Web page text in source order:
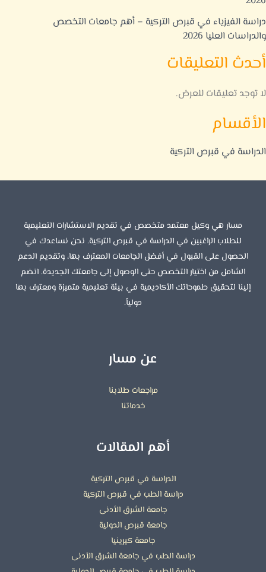
دراسة الفيزياء في قبرص التركية – أهم جامعات التخصص
والدراسات العليا 2026
أحدث التعليقات
لا توجد تعليقات للعرض.
الأقسام
الدراسة في قبرص التركية
مسار هي وكيل معتمد متخصص في تقديم الاستشارات التعليمية
للطلاب الراغبين في الدراسة في قبرص التركية. نحن نساعدك في
الحصول على القبول في أفضل الجامعات المعترف بها، وتقديم الدعم
الشامل من اختيار التخصص حتى الوصول إلى جامعتك الجديدة. انضم
إلينا لتحقيق طموحاتك الأكاديمية في بيئة تعليمية متميزة ومعترف بها
دولياً.
عن مسار
مراجعات طلابنا
خدماتنا
أهم المقالات
الدراسة في قبرص التركية
دراسة الطب في قبرص التركية
جامعة الشرق الأدنى
جامعة قبرص الدولية
جامعة كيرينيا
دراسة الطب في جامعة الشرق الأدنى